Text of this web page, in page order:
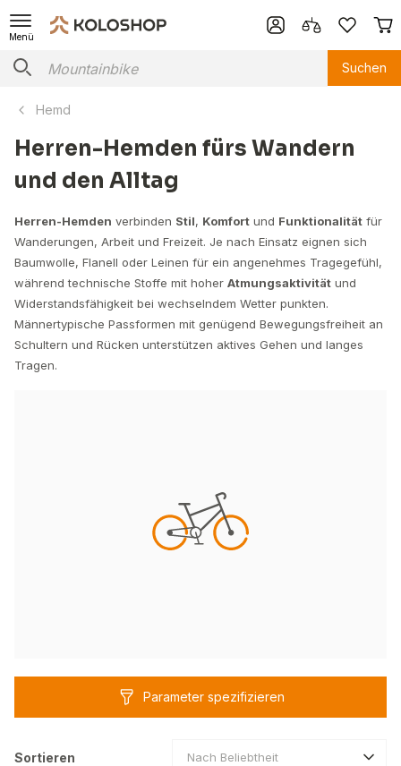
Menü
Suchen
Hemd
Herren-Hemden fürs Wandern
und den Alltag
Herren-Hemden verbinden Stil, Komfort und Funktionalität für
Wanderungen, Arbeit und Freizeit. Je nach Einsatz eignen sich
Baumwolle, Flanell oder Leinen für ein angenehmes Tragegefühl,
während technische Stoffe mit hoher Atmungsaktivität und
Widerstandsfähigkeit bei wechselndem Wetter punkten.
Männertypische Passformen mit genügend Bewegungsfreiheit an
Schultern und Rücken unterstützen aktives Gehen und langes
Tragen.
Parameter spezifizieren
Sortieren Nach Beliebtheit